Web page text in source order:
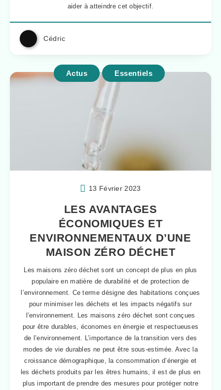
aider à atteindre cet objectif.
Cédric
Actus Essentiels
13 Février 2023
LES AVANTAGES
ÉCONOMIQUES ET
ENVIRONNEMENTAUX D’UNE
MAISON ZÉRO DÉCHET
Les maisons zéro déchet sont un concept de plus en plus
populaire en matière de durabilité et de protection de
l’environnement. Ce terme désigne des habitations conçues
pour minimiser les déchets et les impacts négatifs sur
l’environnement. Les maisons zéro déchet sont conçues
pour être durables, économes en énergie et respectueuses
de l’environnement. L’importance de la transition vers des
modes de vie durables ne peut être sous-estimée. Avec la
croissance démographique, la consommation d’énergie et
les déchets produits par les êtres humains, il est de plus en
plus important de prendre des mesures pour protéger notre